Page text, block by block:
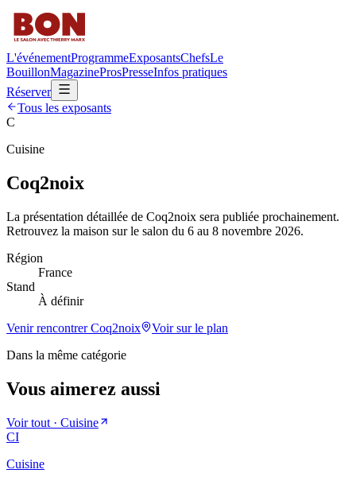
L'événementProgrammeExposantsChefsLe
BouillonMagazineProsPresseInfos pratiques
Réserver
Tous les exposants
C
Cuisine
Coq2noix
La présentation détaillée de Coq2noix sera publiée prochainement.
Retrouvez la maison sur le salon du 6 au 8 novembre 2026.
Région
France
Stand
À définir
Venir rencontrerCoq2noix
Voir sur le plan
Dans la même catégorie
Vous aimerez aussi
Voir tout · Cuisine
CI
Cuisine